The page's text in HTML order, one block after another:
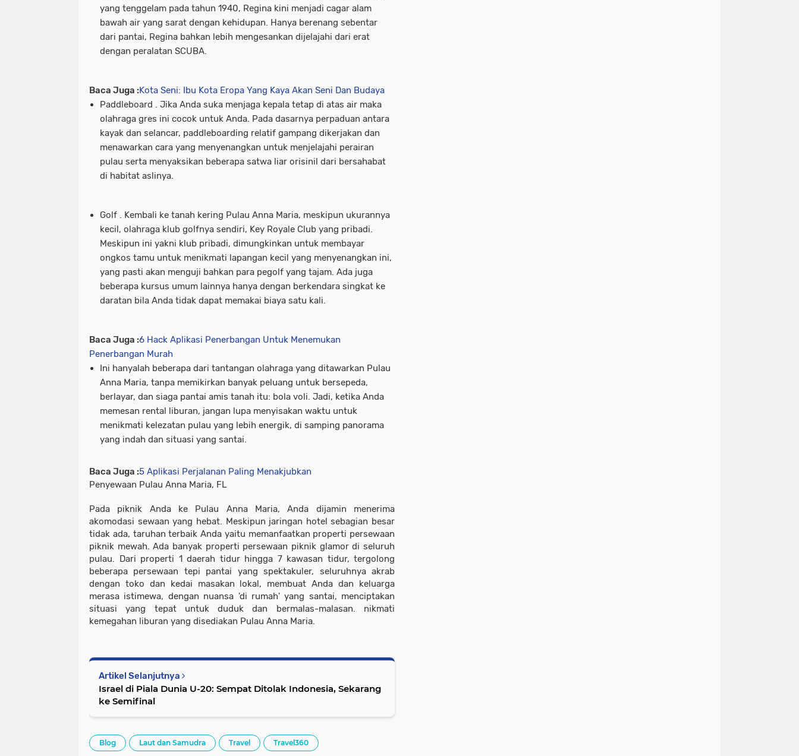
yang tenggelam pada tahun 1940, Regina kini menjadi cagar alam
bawah air yang sarat dengan kehidupan. Hanya berenang sebentar
dari pantai, Regina bahkan lebih mengesankan dijelajahi dari erat
dengan peralatan SCUBA.
Baca Juga :Kota Seni: Ibu Kota Eropa Yang Kaya Akan Seni Dan Budaya
Paddleboard . Jika Anda suka menjaga kepala tetap di atas air maka
olahraga gres ini cocok untuk Anda. Pada dasarnya perpaduan antara
kayak dan selancar, paddleboarding relatif gampang dikerjakan dan
menawarkan cara yang menyenangkan untuk menjelajahi perairan
pulau serta menyaksikan beberapa satwa liar orisinil dari bersahabat
di habitat aslinya.
Golf . Kembali ke tanah kering Pulau Anna Maria, meskipun ukurannya
kecil, olahraga klub golfnya sendiri, Key Royale Club yang pribadi.
Meskipun ini yakni klub pribadi, dimungkinkan untuk membayar
ongkos tamu untuk menikmati lapangan kecil yang menyenangkan ini,
yang pasti akan menguji bahkan para pegolf yang tajam. Ada juga
beberapa kursus umum lainnya hanya dengan berkendara singkat ke
daratan bila Anda tidak dapat memakai biaya satu kali.
Baca Juga :6 Hack Aplikasi Penerbangan Untuk Menemukan
Penerbangan Murah
Ini hanyalah beberapa dari tantangan olahraga yang ditawarkan Pulau
Anna Maria, tanpa memikirkan banyak peluang untuk bersepeda,
berlayar, dan siaga pantai amis tanah itu: bola voli. Jadi, ketika Anda
memesan rental liburan, jangan lupa menyisakan waktu untuk
menikmati kelezatan pulau yang lebih energik, di samping panorama
yang indah dan situasi yang santai.
Baca Juga :5 Aplikasi Perjalanan Paling Menakjubkan
Penyewaan Pulau Anna Maria, FL
Pada piknik Anda ke Pulau Anna Maria, Anda dijamin menerima
akomodasi sewaan yang hebat. Meskipun jaringan hotel sebagian besar
tidak ada, taruhan terbaik Anda yaitu memanfaatkan properti persewaan
piknik mewah. Ada banyak properti persewaan piknik glamor di seluruh
pulau. Dari properti 1 daerah tidur hingga 7 kawasan tidur, tergolong
beberapa persewaan tepi pantai yang spektakuler, seluruhnya akrab
dengan toko dan kedai masakan lokal, membuat Anda dan keluarga
merasa istimewa, dengan nuansa 'di rumah' yang santai, menciptakan
situasi yang tepat untuk duduk dan bermalas-malasan. nikmati
kemegahan liburan yang disediakan Pulau Anna Maria.
Artikel Selanjutnya
Israel di Piala Dunia U-20: Sempat Ditolak Indonesia, Sekarang
ke Semifinal
Blog Laut dan Samudra Travel Travel360